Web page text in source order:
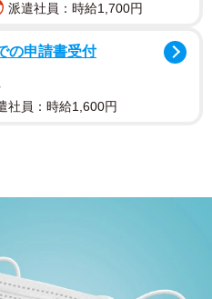
派遣社員：時給1,700円
の申請書受付
社員：時給1,600円